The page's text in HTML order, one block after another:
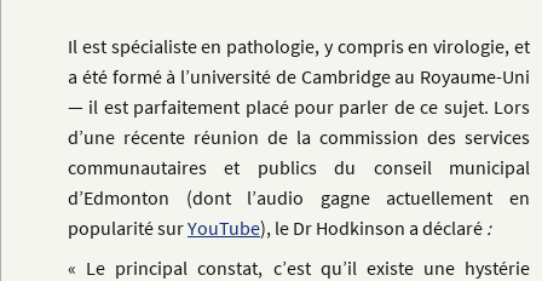
Il est spécialiste en pathologie, y compris en virologie, et
a été formé à l’université de Cambridge au Royaume-Uni
— il est parfaitement placé pour parler de ce sujet. Lors
d’une récente réunion de la commission des services
communautaires et publics du conseil municipal
d’Edmonton (dont l’audio gagne actuellement en
popularité surYouTube), le Dr Hodkinson a déclaré :
« Le principal constat, c’est qu’il existe une hystérie